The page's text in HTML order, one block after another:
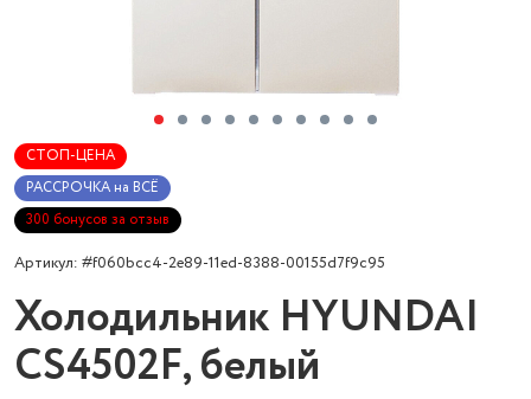
СТОП-ЦЕНА
РАССРОЧКА на ВСЁ
300 бонусов за отзыв
Артикул: #f060bcc4-2e89-11ed-8388-00155d7f9c95
Холодильник HYUNDAI
CS4502F, белый